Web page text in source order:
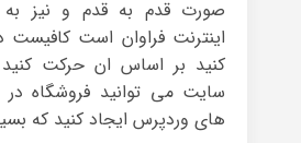
صورت قدم به قدم و نیز
اینترنت فراوان است
کنید بر اساس ان حرکت کنید
سایت می توانید فروشگاه در
های وردپرس ایجاد کنید که